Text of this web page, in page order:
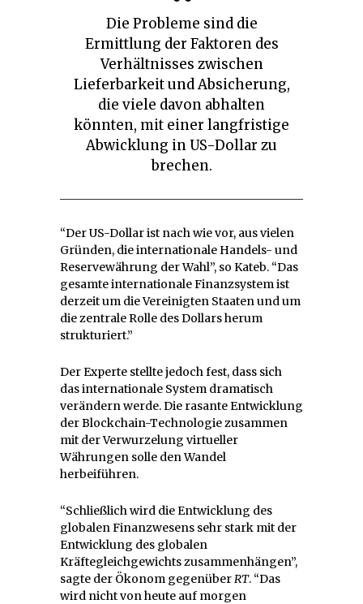
Die Probleme sind die
Ermittlung der Faktoren des
Verhältnisses zwischen
Lieferbarkeit und Absicherung,
die viele davon abhalten
könnten, mit einer langfristige
Abwicklung in US-Dollar zu
brechen.
“Der US-Dollar ist nach wie vor, aus vielen
Gründen, die internationale Handels- und
Reservewährung der Wahl”, so Kateb. “Das
gesamte internationale Finanzsystem ist
derzeit um die Vereinigten Staaten und um
die zentrale Rolle des Dollars herum
strukturiert.”
Der Experte stellte jedoch fest, dass sich
das internationale System dramatisch
verändern werde. Die rasante Entwicklung
der Blockchain-Technologie zusammen
mit der Verwurzelung virtueller
Währungen solle den Wandel
herbeiführen.
“Schließlich wird die Entwicklung des
globalen Finanzwesens sehr stark mit der
Entwicklung des globalen
Kräftegleichgewichts zusammenhängen”,
sagte der Ökonom gegenüberRT. “Das
wird nicht von heute auf morgen